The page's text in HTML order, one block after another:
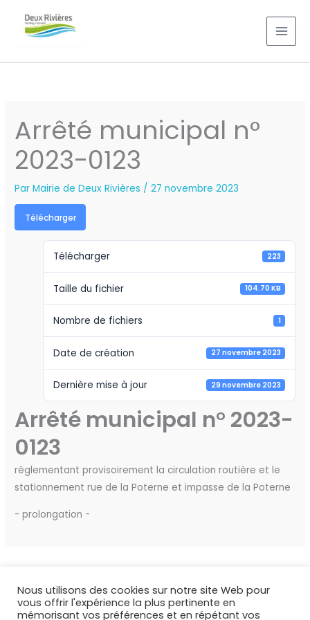
Arrêté municipal n°
2023-0123
ParMairie de Deux Rivières /27 novembre 2023
Télécharger
Télécharger 223
Taille du fichier 104.70 KB
Nombre de fichiers 1
Date de création 27 novembre 2023
Dernière mise à jour 29 novembre 2023
Arrêté municipal n° 2023-
0123
réglementant provisoirement la circulation routière et le
stationnement rue de la Poterne et impasse de la Poterne
- prolongation -
Nous utilisons des cookies sur notre site Web pour
vous offrir l'expérience la plus pertinente en
mémorisant vos préférences et en répétant vos